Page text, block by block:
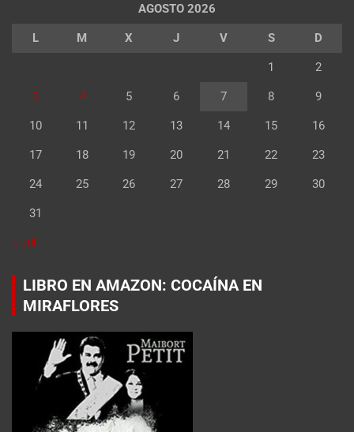
AGOSTO 2026
L M X J V S D
1 2
3 4 5 6 7 8 9
10 11 12 13 14 15 16
17 18 19 20 21 22 23
24 25 26 27 28 29 30
31
« Jul
LIBRO EN AMAZON: COCAÍNA EN
MIRAFLORES